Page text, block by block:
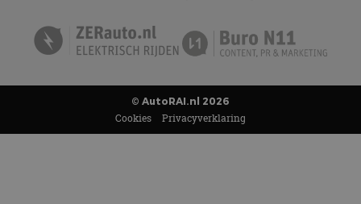
© AutoRAI.nl 2026
Cookies Privacyverklaring